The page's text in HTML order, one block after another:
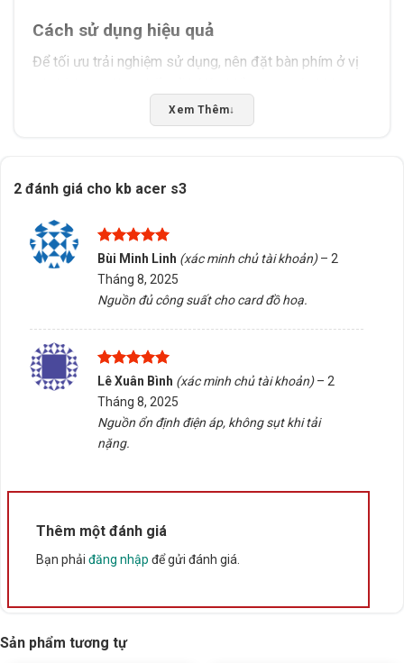
Cách sử dụng hiệu quả
Để tối ưu trải nghiệm sử dụng, nên đặt bàn phím ở vị
để đảm bảo thiết bị hỗ trợ đầy đủ các tính năng cần
thiết. Tránh đặt bàn phím ở nơi ẩm ướt hoặc tiếp xúc
Tấn Phát AD cung cấp tư vấn chọn đúng sản phẩm, hỗ
Ma Thuột, Đắk Lắk. Liên hệ ngay để được hỗ trợ tận
tình!
Rate this product
Thông số kỹ thuật
Xem Thêm↓
2 đánh giá cho kb acer s3
Được xếp
sao
Bùi Minh Linh (xác minh chủ tài khoản) – 2
Tháng 8, 2025
Nguồn đủ công suất cho card đồ hoạ.
Được xếp
sao
Lê Xuân Bình (xác minh chủ tài khoản) – 2
Tháng 8, 2025
Nguồn ổn định điện áp, không sụt khi tải
nặng.
Thêm một đánh giá
Bạn phải đăng nhập để gửi đánh giá.
Sản phẩm tương tự